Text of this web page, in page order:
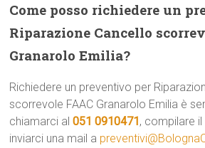
Come posso richiedere un
Riparazione Cancello
Granarolo Emilia?
Richiedere un preventivo per
scorrevole FAAC Granarolo Emilia è
chiamarci al051 0910471, compilare
inviarci una mail a